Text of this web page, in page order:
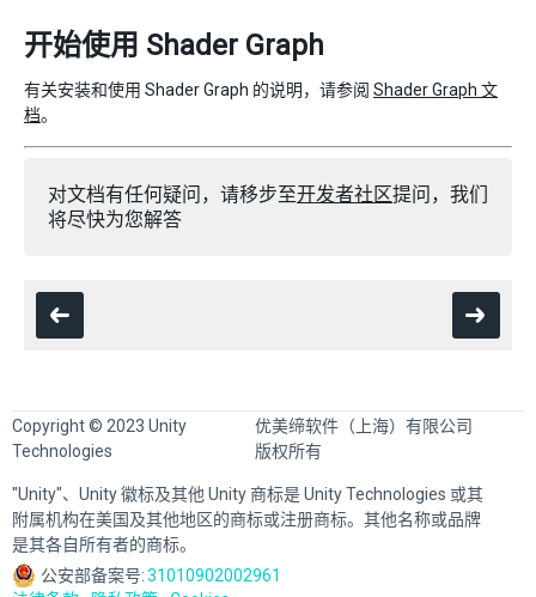
开始使用 Shader Graph
有关安装和使用 Shader Graph 的说明，请参阅 Shader Graph 文
档。
对文档有任何疑问，请移步至开发者社区提问，我们
将尽快为您解答
Copyright © 2023 Unity
Technologies
优美缔软件（上海）有限公司
版权所有
"Unity"、Unity 徽标及其他 Unity 商标是 Unity Technologies 或其
附属机构在美国及其他地区的商标或注册商标。其他名称或品牌
是其各自所有者的商标。
公安部备案号:31010902002961